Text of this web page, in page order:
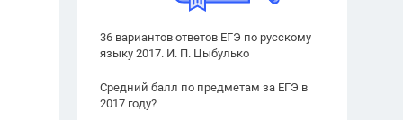
36 вариантов ответов ЕГЭ по русскому
языку 2017. И. П. Цыбулько
Средний балл по предметам за ЕГЭ в
2017 году?